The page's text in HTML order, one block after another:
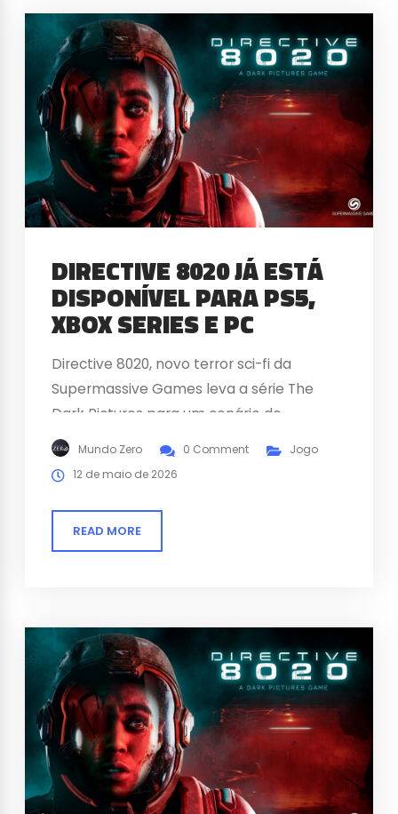
DIRECTIVE 8020 JÁ ESTÁ
DISPONÍVEL PARA PS5,
XBOX SERIES E PC
Directive 8020, novo terror sci-fi da
Supermassive Games leva a série The
Dark Pictures para um cenário de
paranoia, sobrevivência e escolhas morais
Mundo Zero 0 Comment
Jogo
12 de maio de 2026
READ MORE